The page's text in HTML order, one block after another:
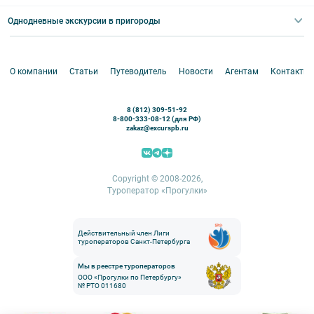
Круизы
Корпоративные мероприятия
Аренда водного транспорта
Однодневные экскурсии в пригороды
Кронштадт
Ораниенбаум
Пушкин (Царское село)
О компании Статьи Путеводитель Новости Агентам Контакты
8 (812) 309-51-92
8-800-333-08-12 (для РФ)
zakaz@excurspb.ru
Copyright © 2008-2026,
Туроператор «Прогулки»
Действительный член Лиги
туроператоров Санкт-Петербурга
Мы в реестре туроператоров
ООО «Прогулки по Петербургу»
№ РТО 011680